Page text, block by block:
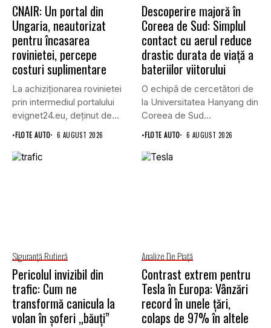
CNAIR: Un portal din
Ungaria, neautorizat
pentru încasarea
rovinietei, percepe
costuri suplimentare
La achiziționarea rovinietei
prin intermediul portalului
evignet24.eu, deținut de
•FLOTE AUTO 6 AUGUST 2026
Descoperire majoră în
Coreea de Sud: Simplul
contact cu aerul reduce
drastic durata de viață a
bateriilor viitorului
O echipă de cercetători de
la Universitatea Hanyang din
Coreea de Sud...
•FLOTE AUTO 6 AUGUST 2026
Siguranţă Rutieră
Pericolul invizibil din
trafic: Cum ne
transformă canicula la
volan în șoferi „băuți”
Analize De Piață
Contrast extrem pentru
Tesla în Europa: Vânzări
record în unele țări,
colaps de 97% în altele